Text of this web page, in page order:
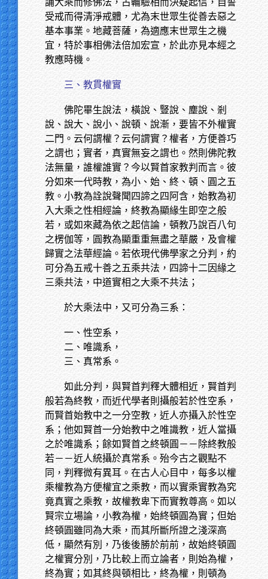
誦大乘而修佛法，占輪驗相而決疑起信，自誓
受戒而得清淨戒體，尤為末世眾生從善去惡之
基本事業。地藏菩薩，為適應末世眾生之機
宜，特於事相佛法倍加宏宣，於此亦見本經之
教應時機。
三、教貫權實
佛陀畢生說法，橫說、豎說、塵說、剎
說、說大、說小、說頓、說漸，要皆不外權實
二門。云何謂權？云何謂實？權者，方便善巧
之謂也；實者，真實無妄之謂也。然則佛陀教
法無量，誰權誰實？今以賢首家教判而言。彼
分如來一代時教，為小、始、終、頓、圓之五
教。小教為詮說聲聞四諦之四阿含，始教為初
入大乘之性相經論，終教為顯緣生即空之般
若，或如來藏為依之起信論，頓教乃說百八句
之楞伽等，圓教為顯重重無盡之華嚴，及會權
歸實之法華經論。若依現代佛學家之分判，約
可分為五戒十善之五乘共法，四諦十二因緣之
三乘共法，中道實相之大乘不共法；
於大乘法中，又可分為三系：
一、性空系，
二、唯識系，
三、真常系。
如此分判，與賢首判釋大體相近，賢首判
般若為終教，而近代學者則攝般若於性空系，
而賢首始教中之一分空教，近人亦攝入於性空
系；他如賢首一分始教中之唯識教，近人當攝
之於唯識系；餘如賢首之終頓圓－－除終教般
若－－近人統攝於真常系。殆今古之觀點不
同，判釋微有異耳。在古人心目中，每多以權
乘權教為方便權宜之乘教，而以實乘實教為究
竟真實之乘教，故權教卑下而實教尊高。如以
賢宗立場論，小教為權，始終頓圓為實；但始
終頓圓雖同為大乘，而其所斷所證之淺深高
低，顯然有別，乃後後勝於前前，故始終頓圓
之權實分別，乃比較上而立論者，則始為權，
終為實；如其終與頓相比，終為權，則頓為